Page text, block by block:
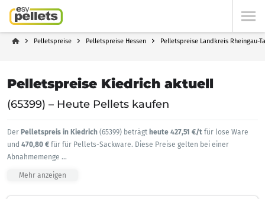
Pelletspreise Pelletspreise Hessen Pelletspreise Landkreis Rheingau-
Pelletspreise Kiedrich aktuell
(65399) – Heute Pellets kaufen
Der Pelletspreis in Kiedrich (65399) beträgt heute 427,51 €/t für lose Ware
und 470,80 € für für Pellets-Sackware. Diese Preise gelten bei einer
Abnahmemenge ...
Mehr anzeigen